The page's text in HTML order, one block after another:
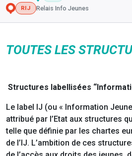
RIJ Relais Info Jeunes
TOUTES LES
Structures labellisées
Le label IJ (ou « Information
attribué par l’Etat aux structures
telle que définie par les chartes
de l’IJ. L’ambition de ces